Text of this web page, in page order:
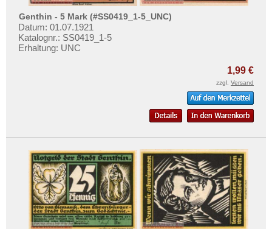
Gottesberg
Göttingen
Graal
Gransee
Greifenstein
Greiffenberg
Greiz
Greußen
Grevesmühlen
Mehr über...
Zahlungsbedingungen
Privatsphäre und Datenschutz
Genthin - 5 Mark (#SS0419_1-5_UNC)
Datum: 01.07.1921
Katalognr.: SS0419_1-5
Erhaltung: UNC
1,99 €
zzgl. Versand